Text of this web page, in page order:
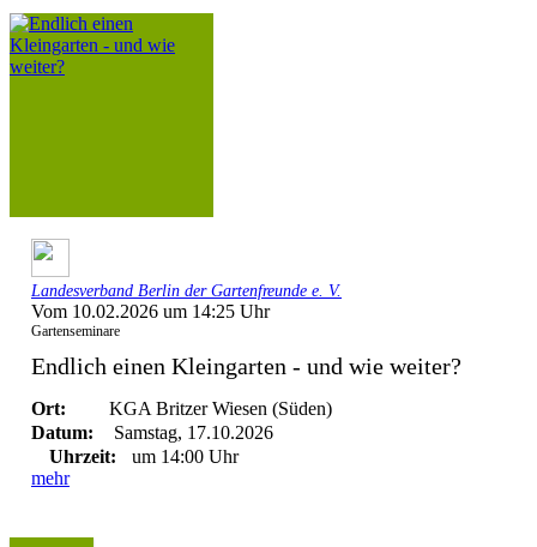
Landesverband Berlin der Gartenfreunde e. V.
Vom 10.02.2026 um 14:25 Uhr
Gartenseminare
Endlich einen Kleingarten - und wie weiter?
Ort:
KGA Britzer Wiesen (Süden)
Datum:
Samstag, 17.10.2026
Uhrzeit:
um 14:00 Uhr
mehr